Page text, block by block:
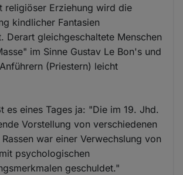
religiöser Erziehung wird die
kindlicher Fantasien
Derart gleichgeschaltete Menschen
im Sinne Gustav Le Bon's und
(Priestern) leicht
es eines Tages ja: "Die im 19. Jhd.
Vorstellung von verschiedenen
war einer Verwechslung von
psychologischen
geschuldet."